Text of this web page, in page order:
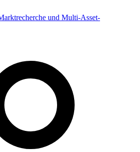
und Multi-Asset-